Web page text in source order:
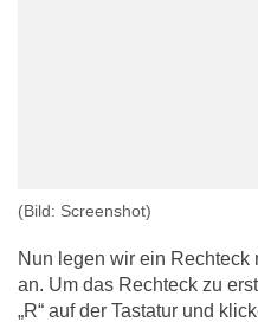
(Bild: Screenshot)
Nun legen wir ein Rechteck
an. Um das Rechteck zu
„R“ auf der Tastatur und